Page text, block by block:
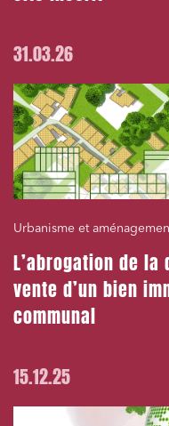
31.03.26
Urbanisme et
L’abrogation de
vente d’un bien
communal
15.12.25